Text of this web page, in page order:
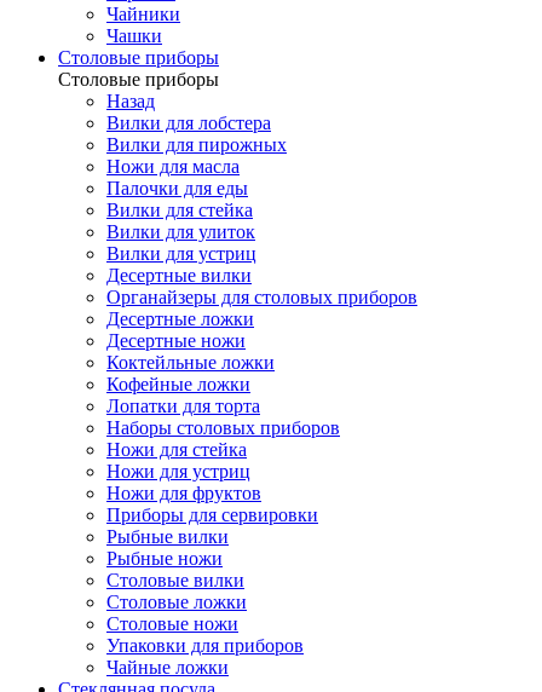
Чайники
Чашки
Cтоловые приборы
Cтоловые приборы
Назад
Вилки для лобстера
Вилки для пирожных
Ножи для масла
Палочки для еды
Вилки для стейка
Вилки для улиток
Вилки для устриц
Десертные вилки
Органайзеры для столовых приборов
Десертные ложки
Десертные ножи
Коктейльные ложки
Кофейные ложки
Лопатки для торта
Наборы столовых приборов
Ножи для стейка
Ножи для устриц
Ножи для фруктов
Приборы для сервировки
Рыбные вилки
Рыбные ножи
Столовые вилки
Столовые ложки
Столовые ножи
Упаковки для приборов
Чайные ложки